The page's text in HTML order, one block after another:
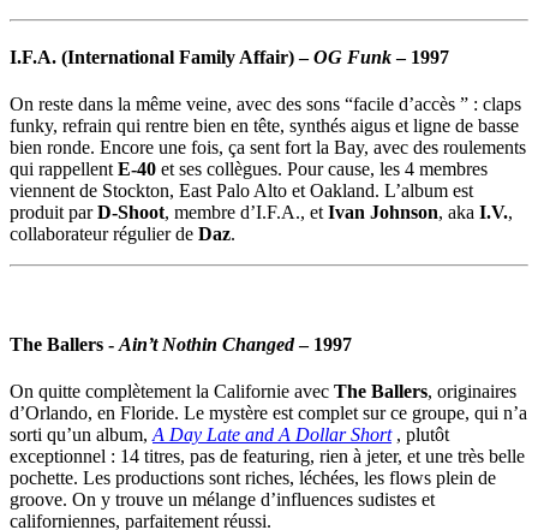
I.F.A. (International Family Affair)–OG Funk– 1997
On reste dans la même veine, avec des sons “facile d’accès ” : claps
funky, refrain qui rentre bien en tête, synthés aigus et ligne de basse
bien ronde. Encore une fois, ça sent fort la Bay, avec des roulements
qui rappellentE-40 et ses collègues. Pour cause, les 4 membres
viennent de Stockton, East Palo Alto et Oakland. L’album est
produit parD-Shoot, membre d’I.F.A., etIvan Johnson, aka I.V.,
collaborateur régulier de Daz.
The Ballers - Ain’t Nothin Changed– 1997
On quitte complètement la Californie avec The Ballers, originaires
d’Orlando, en Floride. Le mystère est complet sur ce groupe, qui n’a
sorti qu’un album, A Day Late and A Dollar Short, plutôt
exceptionnel : 14 titres, pas de featuring, rien à jeter, et une très belle
pochette. Les productions sont riches, léchées, les flows plein de
groove. On y trouve un mélange d’influences sudistes et
californiennes, parfaitement réussi.